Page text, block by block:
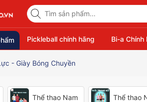
Pickleball chính hãng Bi-a Chính
- Giày Bóng Chuyền
Thể thao Nam Thể thao